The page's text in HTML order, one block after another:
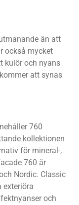
än att
också mycket
kulör och nyans
att synas
760
kollektionen
för mineral-,
760 är
Nordic. Classic
exteriöra
och